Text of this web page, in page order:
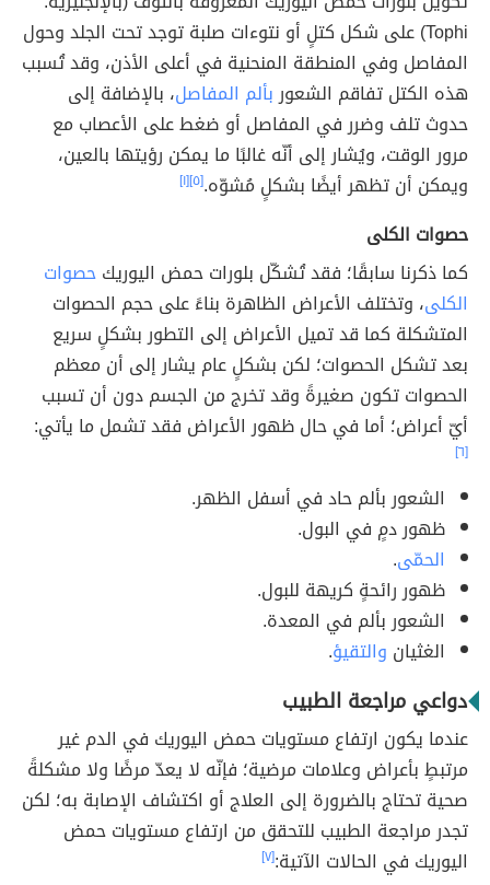
Tophi) على شكل كتلٍ أو نتوءات صلبة توجد تحت الجلد وحول
المفاصل وفي المنطقة المنحنية في أعلى الأذن، وقد تُسبب
هذه الكتل تفاقم الشعوربألم المفاصل، بالإضافة إلى
حدوث تلف وضرر في المفاصل أو ضغط على الأعصاب مع
مرور الوقت، ويُشار إلى أنّه غالبًا ما يمكن رؤيتها بالعين،
ويمكن أن تظهر أيضًا بشكلٍ مُشوّه.[٥] [١]
حصوات الكلى
كما ذكرنا سابقًا؛ فقد تُشكّل بلورات حمض اليوريكحصوات
الكلى، وتختلف الأعراض الظاهرة بناءً على حجم الحصوات
المتشكلة كما قد تميل الأعراض إلى التطور بشكلٍ سريع
بعد تشكل الحصوات؛ لكن بشكلٍ عام يشار إلى أن معظم
الحصوات تكون صغيرةً وقد تخرج من الجسم دون أن تسبب
أيّ أعراض؛ أما في حال ظهور الأعراض فقد تشمل ما يأتي:
[٦]
الشعور بألم حاد في أسفل الظهر.
ظهور دمٍ في البول.
الحمّى.
ظهور رائحةٍ كريهة للبول.
الشعور بألم في المعدة.
الغثيان والتقيؤ.
دواعي مراجعة الطبيب
عندما يكون ارتفاع مستويات حمض اليوريك في الدم غير
مرتبطٍ بأعراض وعلامات مرضية؛ فإنّه لا يعدّ مرضًا ولا مشكلةً
صحية تحتاج بالضرورة إلى العلاج أو اكتشاف الإصابة به؛ لكن
تجدر مراجعة الطبيب للتحقق من ارتفاع مستويات حمض
اليوريك في الحالات الآتية:[٧]